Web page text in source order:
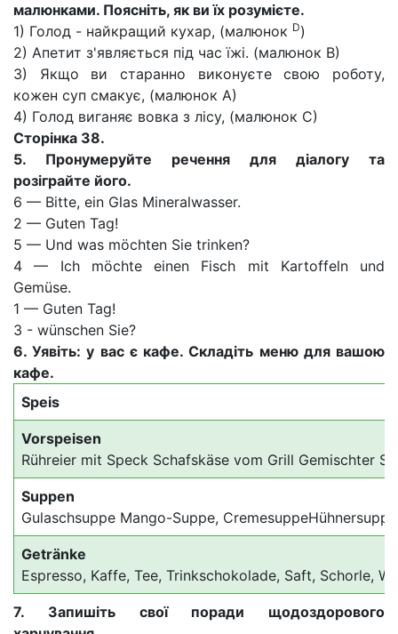
малюнками. Поясніть, як ви їх розумієте.
1) Голод - найкращий кухар, (малюнок D)
2) Апетит з'являється під час їжі. (малюнок В)
3) Якщо ви старанно виконуєте свою роботу,
кожен суп смакує, (малюнок А)
4) Голод виганяє вовка з лісу, (малюнок С)
Сторінка 38.
5. Пронумеруйте речення для діалогу та
розіграйте його.
6 — Bitte, ein Glas Mineralwasser.
2 — Guten Tag!
5 — Und was möchten Sie trinken?
4 — Ich möchte einen Fisch mit Kartoffeln und
Gemüse.
1 — Guten Tag!
3 - wünschen Sie?
6.Уявіть: у вас є кафе. Складіть меню для вашою
кафе.
Speis
Vorspeisen
Rühreier mit Speck Schafskäse vom Grill Gemischter
Suppen
Gulaschsuppe Mango-Suppe,
Getränke
Espresso, Kaffe, Tee, Trinkschokolade, Saft, Schorle,
7. Запишіть свої поради щодоздорового